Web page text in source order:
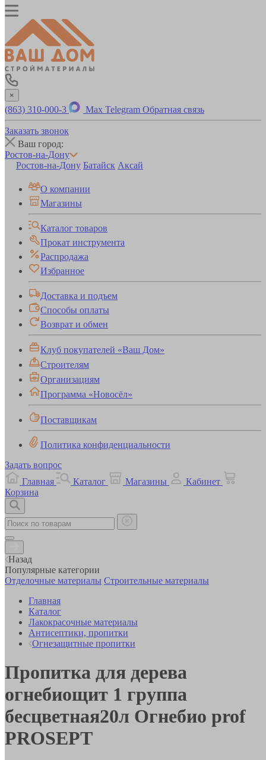
×
(863) 310-000-3 Max Telegram Обратная связь
Заказать звонок
Ваш город:
Ростов-на-Дону
Ростов-на-Дону Батайск Аксай
О компании
Магазины
Каталог товаров
Прокат инструмента
Распродажа
Избранное
Доставка и подъем
Способы оплаты
Возврат и обмен
Клуб покупателей «Ваш Дом»
Строителям
Организациям
Программа «Новосёл»
Поставщикам
Политика конфиденциальности
Задать вопрос
Главная
Каталог Магазины
Кабинет
Корзина
Назад
Популярные категории
Отделочные материалы Строительные материалы
Главная
Каталог
Лакокрасочные материалы
Антисептики, пропитки
Огнезащитные пропитки
Пропитка для дерева
огнебиощит 1 группа
бесцветная20л Огнебио prof
PROSEPT